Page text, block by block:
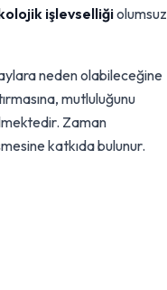
işlevselliğiolumsuz
neden olabileceğine
mutluluğunu
Zaman
katkıda bulunur.